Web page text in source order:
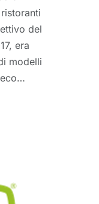
del
era
modelli